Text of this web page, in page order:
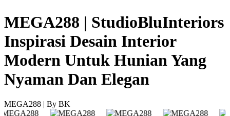
MEGA288 | StudioBluInteriors
Inspirasi Desain Interior
Modern Untuk Hunian Yang
Nyaman Dan Elegan
MEGA288 | By BK